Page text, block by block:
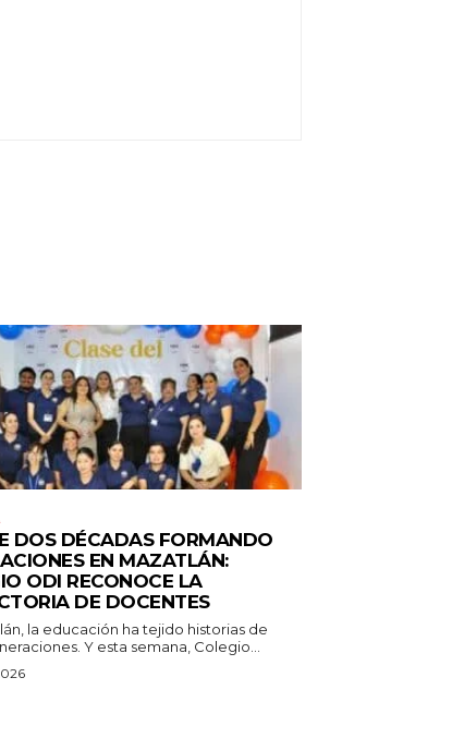
DOS DÉCADAS FORMANDO
EN MAZATLÁN:
ODI RECONOCE LA
DE DOCENTES
la educación ha tejido historias de
Y esta semana, Colegio...